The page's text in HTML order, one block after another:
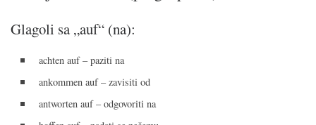
Glagoli sa „auf“ (na):
achten auf – paziti na
ankommen auf – zavisiti od
antworten auf – odgovoriti na